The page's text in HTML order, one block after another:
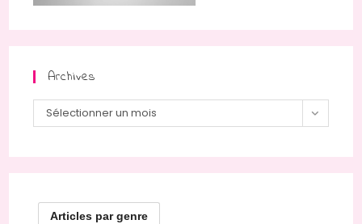
Archives
Archives
Sélectionner un mois
Articles par genre